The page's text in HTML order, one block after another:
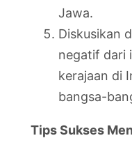
Jawa.
Diskusikan
negatif dari
kerajaan di
bangsa-
Tips Sukses